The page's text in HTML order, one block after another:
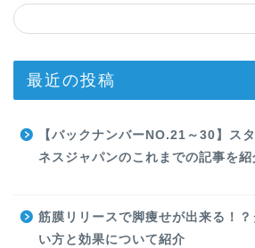
最近の投稿
【バックナンバーNO.21～30】ス
ネスジャパンのこれまでの記事を紹
筋膜リリースで脚痩せが出来る！
い方と効果について紹介